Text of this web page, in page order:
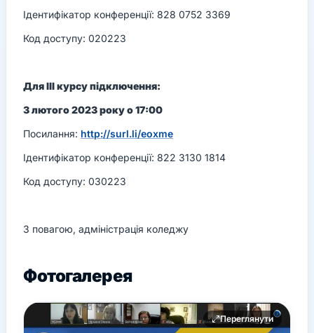
Ідентифікатор конференції: 828 0752 3369
Код доступу: 020223
Для ІІІ курсу підключення:
3 лютого 2023 року о 17:00
Посилання: http://surl.li/eoxme
Ідентифікатор конференції: 822 3130 1814
Код доступу: 030223
З повагою, адміністрація коледжу
Фотогалерея
Переглянути